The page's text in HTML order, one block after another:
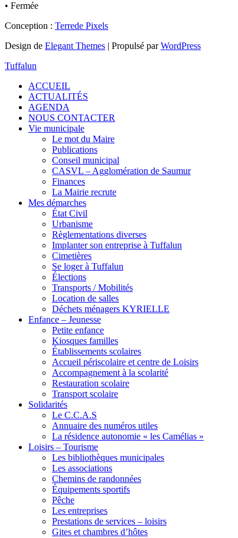
• Fermée
Conception : Terrede Pixels
Design de Elegant Themes | Propulsé parWordPress
Tuffalun
ACCUEIL
ACTUALITÉS
AGENDA
NOUS CONTACTER
Vie municipale
Le mot du Maire
Publications
Conseil municipal
CASVL – Agglomération de Saumur
Finances
La Mairie recrute
Mes démarches
État Civil
Urbanisme
Règlementations diverses
Implanter son entreprise à Tuffalun
Cimetières
Se loger à Tuffalun
Élections
Transports / Mobilités
Location de salles
Déchets ménagers KYRIELLE
Enfance – Jeunesse
Petite enfance
Kiosques familles
Établissements scolaires
Accueil périscolaire et centre de Loisirs
Accompagnement à la scolarité
Restauration scolaire
Transport scolaire
Solidarités
Le C.C.A.S
Annuaire des numéros utiles
La résidence autonomie « les Camélias »
Loisirs – Tourisme
Les bibliothèques municipales
Les associations
Chemins de randonnées
Équipements sportifs
Pêche
Les entreprises
Prestations de services – loisirs
Gites et chambres d’hôtes